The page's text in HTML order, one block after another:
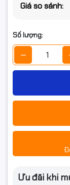
Giá so sánh:
Số lượng:
Ưu đãi khi